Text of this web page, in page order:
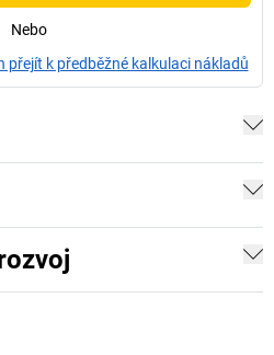
Nebo
přejít k předběžné kalkulaci nákladů